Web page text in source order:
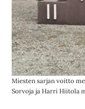
Miesten sarjan voitto
Sorvoja ja Harri Hiitola